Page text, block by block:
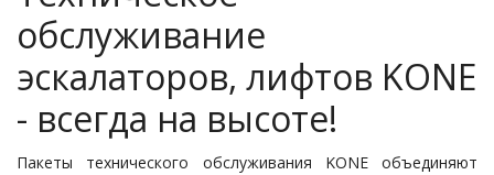
обслуживание
эскалаторов, лифтов KONE
- всегда на высоте!
Пакеты технического обслуживания KONE объединяют